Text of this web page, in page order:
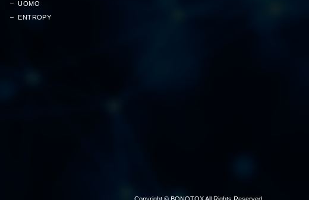
UOMO
ENTROPY